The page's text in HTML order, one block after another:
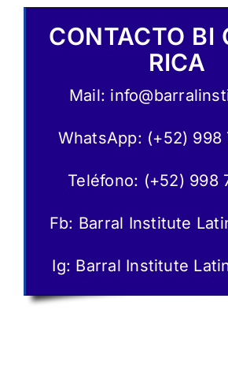
CONTACTO BI
RICA
Mail:
WhatsApp: (+52) 998
Teléfono: (+52) 998
Fb: Barral Institute
Ig: Barral Institute